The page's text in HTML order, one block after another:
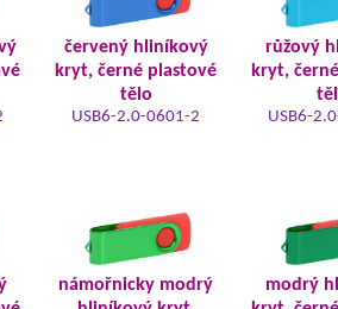
červený hliníkový
kryt, černé plastové
tělo
USB6-2.0-0601-2
růžový
kryt,
USB6-
námořnicky modrý
modrý